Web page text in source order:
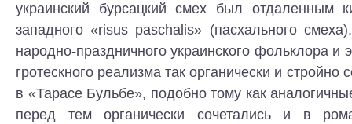
украинский бурсацкий смех был отдаленным
западного «risus paschalis» (пасхального
народно-праздничного украинского фольклора и
гротескного реализма так органически и стройно
в «Тарасе Бульбе», подобно тому как
перед тем органически сочетались и в